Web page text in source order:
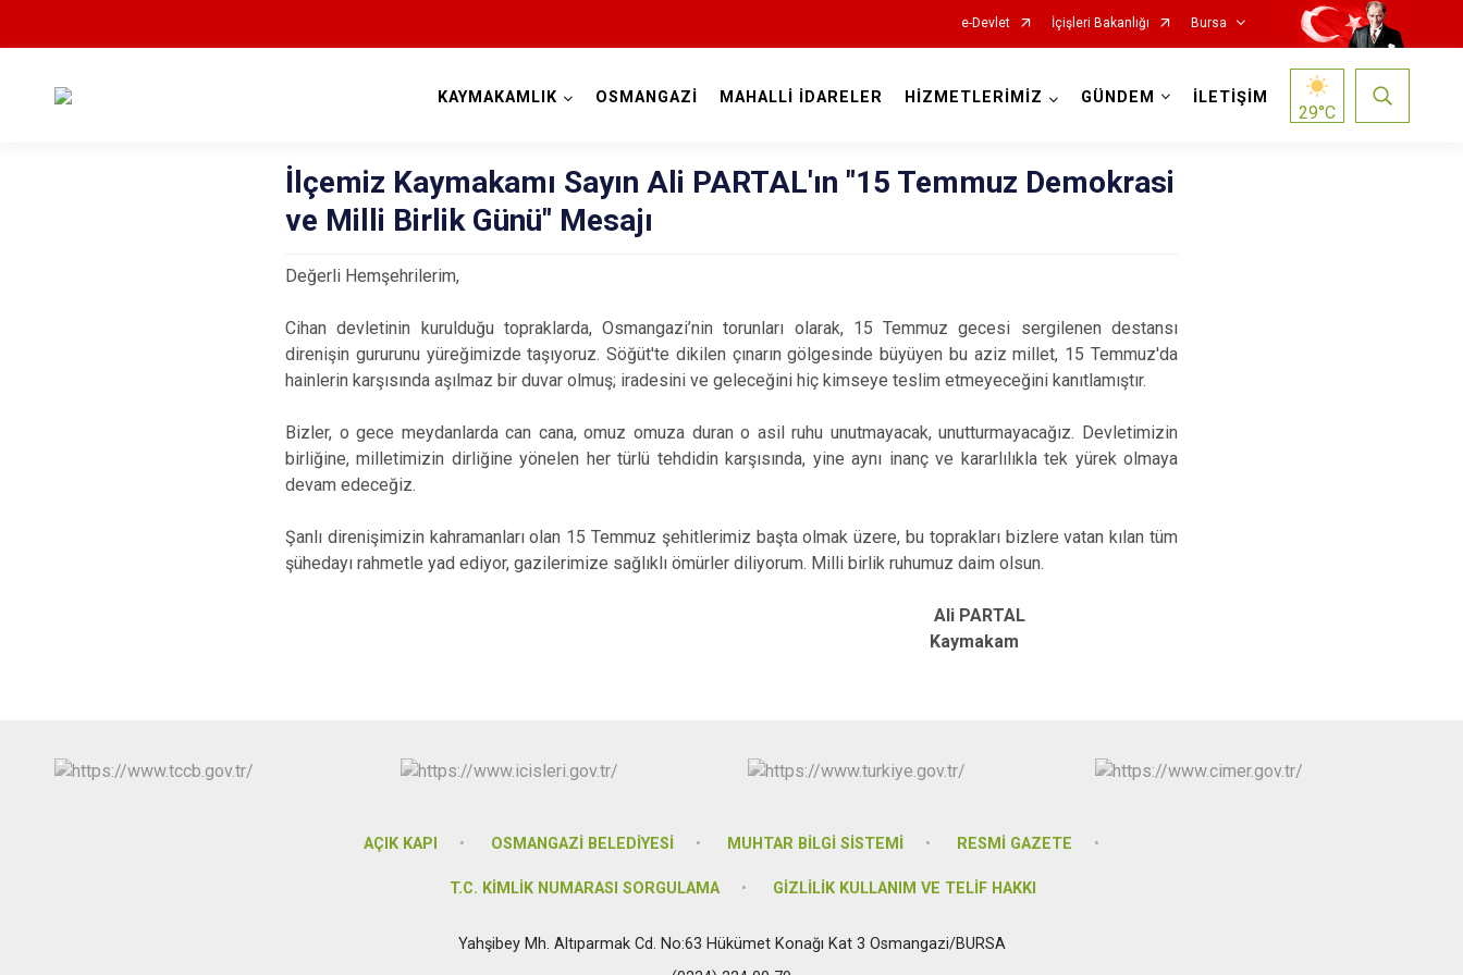
e-Devlet İçişleri Bakanlığı Bursa
Gemlik
Gürsu
İnegöl
Karacabey
Keles
Mudanya
Nilüfer
Orhangazi
Yenişehir
KAYMAKAMLIK OSMANGAZİ MAHALLİ İDARELER HİZMETLERİMİZ GÜNDEM İLETİŞİM
29°C
İlçemiz Kaymakamı Sayın Ali PARTAL'ın "15 Temmuz Demokrasi
ve Milli Birlik Günü" Mesajı
Değerli Hemşehrilerim,
Cihan devletinin kurulduğu topraklarda, Osmangazi’nin torunları olarak, 15 Temmuz gecesi sergilenen destansı
direnişin gururunu yüreğimizde taşıyoruz. Söğüt'te dikilen çınarın gölgesinde büyüyen bu aziz millet, 15 Temmuz'da
hainlerin karşısında aşılmaz bir duvar olmuş; iradesini ve geleceğini hiç kimseye teslim etmeyeceğini kanıtlamıştır.
Bizler, o gece meydanlarda can cana, omuz omuza duran o asil ruhu unutmayacak, unutturmayacağız. Devletimizin
birliğine, milletimizin dirliğine yönelen her türlü tehdidin karşısında, yine aynı inanç ve kararlılıkla tek yürek olmaya
devam edeceğiz.
Şanlı direnişimizin kahramanları olan 15 Temmuz şehitlerimiz başta olmak üzere, bu toprakları bizlere vatan kılan tüm
şühedayı rahmetle yad ediyor, gazilerimize sağlıklı ömürler diliyorum. Milli birlik ruhumuz daim olsun.
Ali PARTAL
Kaymakam
AÇIK KAPI OSMANGAZİ BELEDİYESİ MUHTAR BİLGİ SİSTEMİ RESMİ GAZETE
T.C. KİMLİK NUMARASI SORGULAMA GİZLİLİK KULLANIM VE TELİF HAKKI
Yahşibey Mh. Altıparmak Cd. No:63 Hükümet Konağı Kat 3 Osmangazi/BURSA